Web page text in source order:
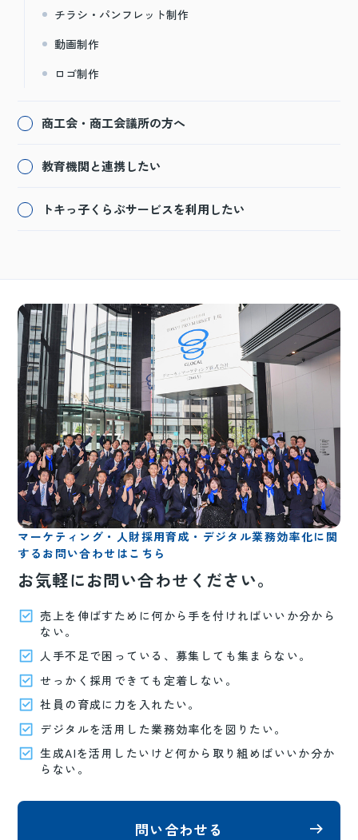
チラシ・パンフレット制作
動画制作
ロゴ制作
商工会・商工会議所の方へ
教育機関と連携したい
トキっ子くらぶサービスを利用したい
マーケティング・人財採用育成・デジタル業務効率化に関
するお問い合わせはこちら
お気軽にお問い合わせください。
売上を伸ばすために何から手を付ければいいか分から
ない。
人手不足で困っている、募集しても集まらない。
せっかく採用できても定着しない。
社員の育成に力を入れたい。
デジタルを活用した業務効率化を図りたい。
生成AIを活用したいけど何から取り組めばいいか分か
らない。
問い合わせる